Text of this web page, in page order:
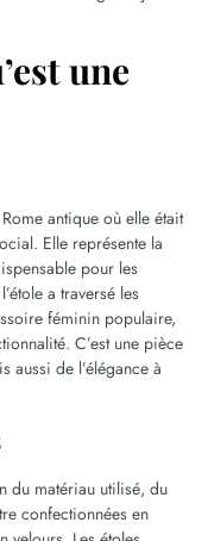
une
antique où elle était
Elle représente la
pour les
a traversé les
féminin populaire,
C’est une pièce
aussi de l’élégance à
du matériau utilisé, du
confectionnées en